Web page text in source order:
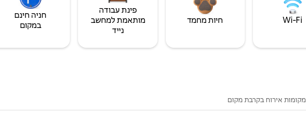
Wi‑Fi חיות מחמד
פינת עבודה
מותאמת למחשב
נייד
חניה חינם
במקום
מקומות אירוח בקרבת מקום